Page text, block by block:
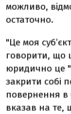
можливо,
остаточно.
"Це моя
говорити, що
юридично це
закрити собі
повернення в
вказав на те,